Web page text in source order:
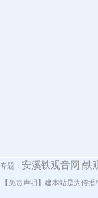
专题： 安溪铁观音网 铁
【免责声明】建本站是为传